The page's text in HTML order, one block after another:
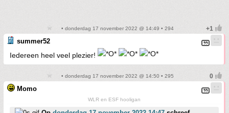
• donderdag 17 november 2022 @ 14:49 • 294
summer52
Iedereen heel veel plezier!
• donderdag 17 november 2022 @ 14:50 • 295
Momo
WLR en ESF hooligan